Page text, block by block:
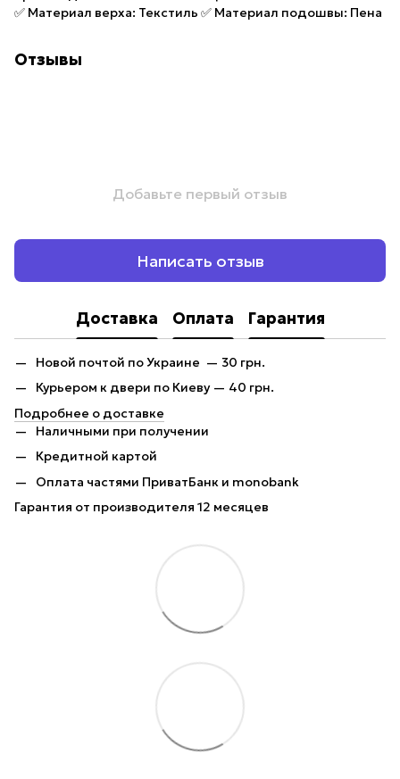
✅ Материал верха: Текстиль ✅ Материал подошвы: Пена
Отзывы
Добавьте первый отзыв
Написать отзыв
Доставка Оплата Гарантия
Новой почтой по Украине — 30 грн.
Курьером к двери по Киеву — 40 грн.
Подробнее о доставке
Наличными при получении
Кредитной картой
Оплата частями ПриватБанк и monobank
Гарантия от производителя 12 месяцев